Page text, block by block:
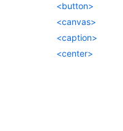
<button>
<canvas>
<caption>
<center>